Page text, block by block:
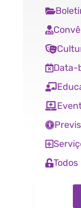
Data-
Todos